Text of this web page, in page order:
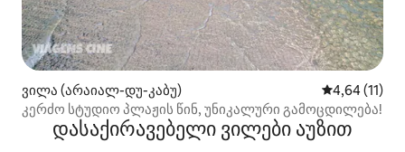
ვილა (არაიალ-დუ-კაბუ) საშუალო
4,64 (11)
კერძო სტუდიო პლაჟის წინ, უნიკალური გამოცდილება!
დასაქირავებელი ვილები აუზით